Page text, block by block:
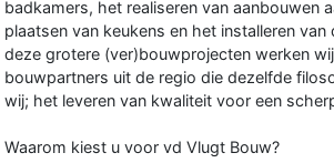
badkamers, het realiseren van aanbouwen
plaatsen van keukens en het installeren van
deze grotere (ver)bouwprojecten werken
bouwpartners uit de regio die dezelfde
wij; het leveren van kwaliteit voor een
Waarom kiest u voor vd Vlugt Bouw?